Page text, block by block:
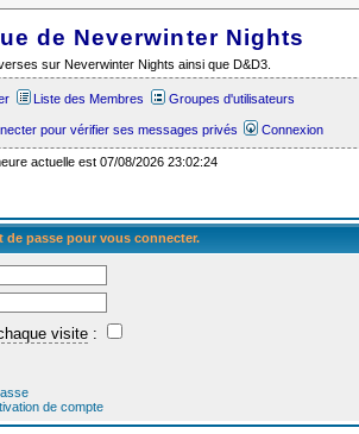
de Neverwinter Nights
sur Neverwinter Nights ainsi que D&D3.
Liste des Membres Groupes d'utilisateurs
pour vérifier ses messages privés Connexion
actuelle est 07/08/2026 23:02:24
passe pour vous connecter.
visite :
de compte